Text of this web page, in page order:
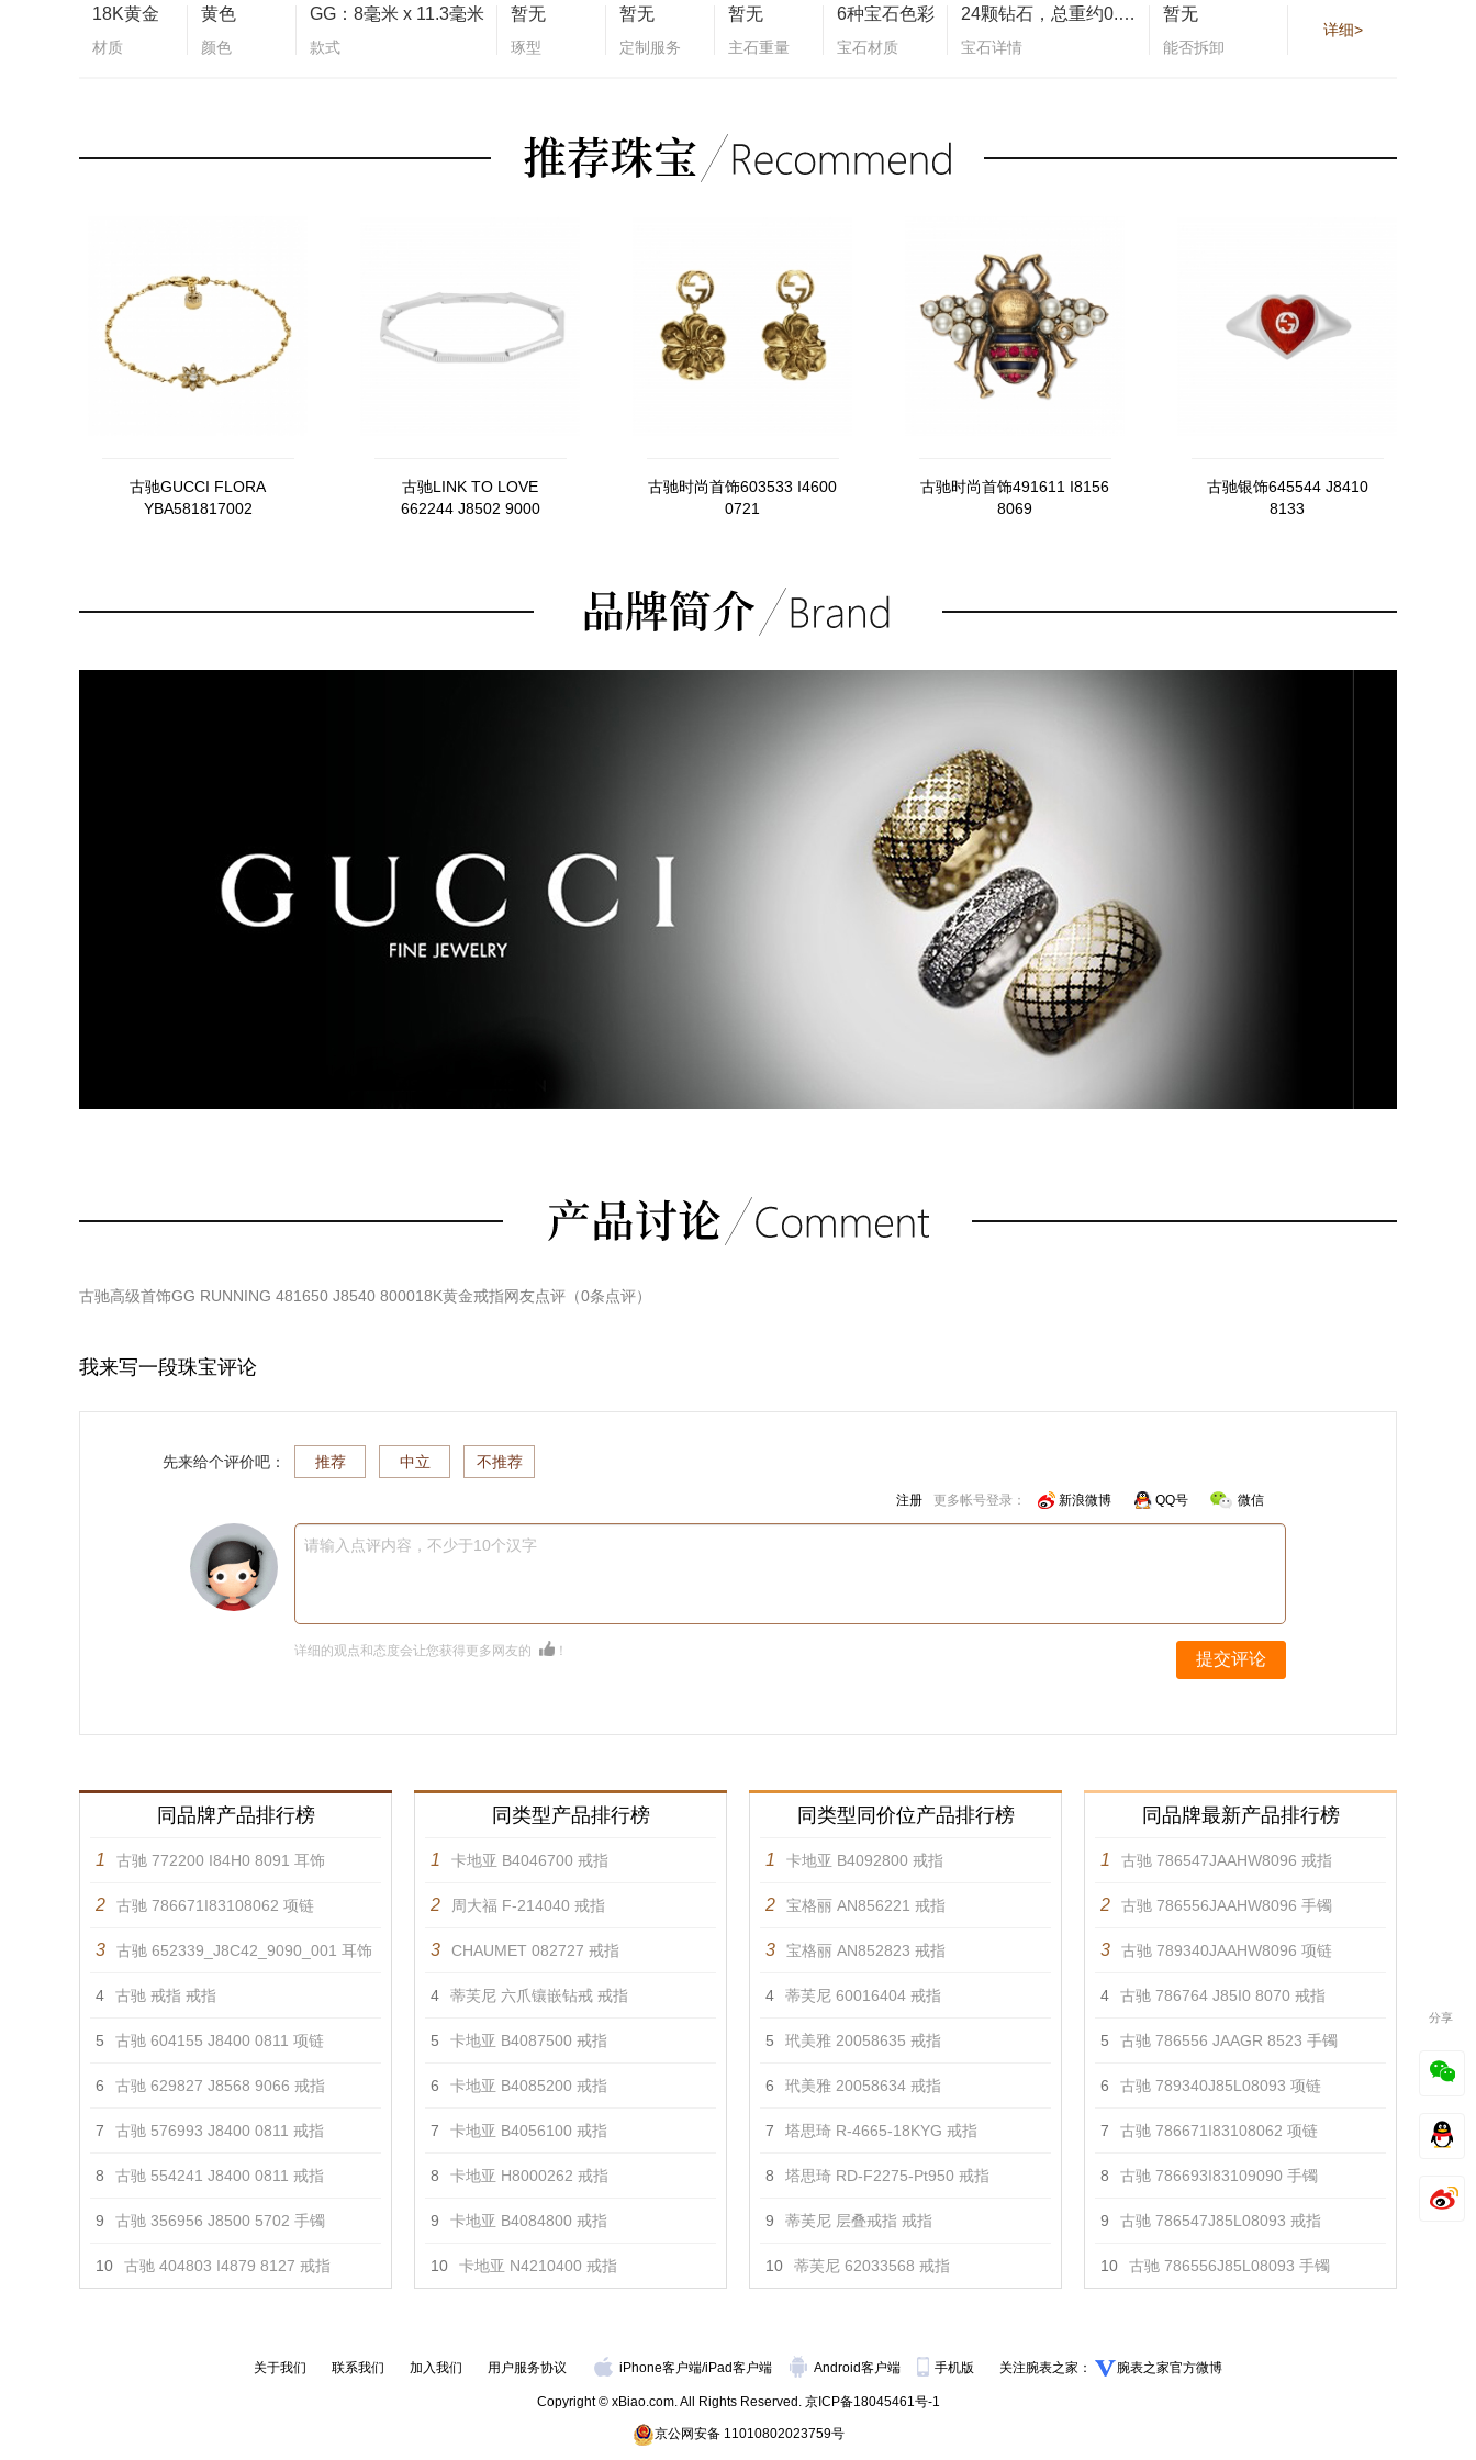
18K黄金
材质
黄色
颜色
GG：8毫米 x 11.3毫米
款式
暂无
琢型
暂无
定制服务
暂无
主石重量
6种宝石色彩
宝石材质
24颗钻石，总重约0.12克拉
宝石详情
暂无
能否拆卸
详细>
古驰GUCCI FLORA
YBA581817002
古驰LINK TO LOVE
662244 J8502 9000
古驰时尚首饰603533 I4600
0721
古驰时尚首饰491611 I8156
8069
古驰银饰645544 J8410
8133
古驰高级首饰GG RUNNING 481650 J8540 800018K黄金戒指网友点评（0条点评）
我来写一段珠宝评论
先来给个评价吧： 推荐 中立 不推荐
注册 更多帐号登录： 新浪微博 QQ号 微信
请输入点评内容，不少于10个汉字
详细的观点和态度会让您获得更多网友的 ！ 提交评论
同品牌产品排行榜
1 古驰 772200 I84H0 8091 耳饰
2 古驰 786671I83108062 项链
3 古驰 652339_J8C42_9090_001 耳饰
4 古驰 戒指 戒指
5 古驰 604155 J8400 0811 项链
6 古驰 629827 J8568 9066 戒指
7 古驰 576993 J8400 0811 戒指
8 古驰 554241 J8400 0811 戒指
9 古驰 356956 J8500 5702 手镯
10 古驰 404803 I4879 8127 戒指
同类型产品排行榜
1 卡地亚 B4046700 戒指
2 周大福 F-214040 戒指
3 CHAUMET 082727 戒指
4 蒂芙尼 六爪镶嵌钻戒 戒指
5 卡地亚 B4087500 戒指
6 卡地亚 B4085200 戒指
7 卡地亚 B4056100 戒指
8 卡地亚 H8000262 戒指
9 卡地亚 B4084800 戒指
10 卡地亚 N4210400 戒指
同类型同价位产品排行榜
1 卡地亚 B4092800 戒指
2 宝格丽 AN856221 戒指
3 宝格丽 AN852823 戒指
4 蒂芙尼 60016404 戒指
5 玳美雅 20058635 戒指
6 玳美雅 20058634 戒指
7 塔思琦 R-4665-18KYG 戒指
8 塔思琦 RD-F2275-Pt950 戒指
9 蒂芙尼 层叠戒指 戒指
10 蒂芙尼 62033568 戒指
同品牌最新产品排行榜
1 古驰 786547JAAHW8096 戒指
2 古驰 786556JAAHW8096 手镯
3 古驰 789340JAAHW8096 项链
4 古驰 ‎786764 J85I0 8070 戒指
5 古驰 ‎786556 JAAGR 8523 手镯
6 古驰 789340J85L08093 项链
7 古驰 786671I83108062 项链
8 古驰 786693I83109090 手镯
9 古驰 786547J85L08093 戒指
10 古驰 786556J85L08093 手镯
关于我们 联系我们 加入我们 用户服务协议 iPhone客户端/iPad客户端 Android客户端 手机版 关注腕表之家： 腕表之家官方微博
Copyright © xBiao.com. All Rights Reserved. 京ICP备18045461号-1
京公网安备 11010802023759号
分享